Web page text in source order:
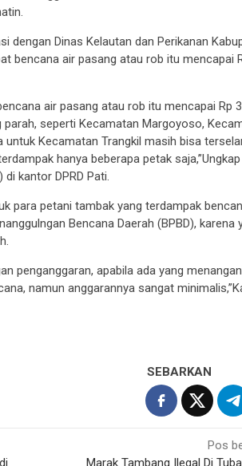
dengan Dinas Kelautan dan Perikanan
bencana air pasang atau rob itu mencapai
air pasang atau rob itu mencapai Rp
seperti Kecamatan Margoyoso,
Kecamatan Trangkil masih bisa
hanya beberapa petak saja,”Ungkap
kantor DPRD Pati.
para petani tambak yang terdampak
Bencana Daerah (BPBD), karena
penganggaran, apabila ada yang
namun anggarannya sangat
SEBARKAN
Pos
Marak Tambang Ilegal Di